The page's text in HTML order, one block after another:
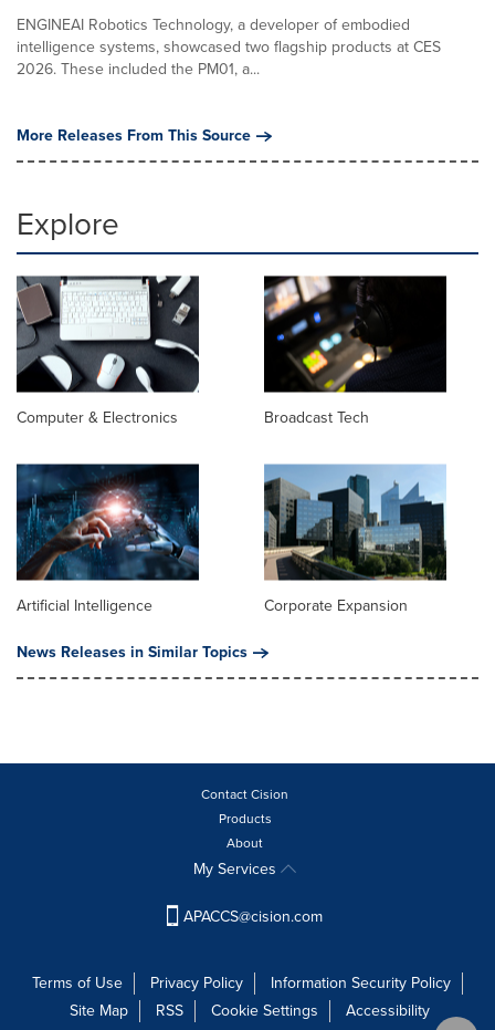
ENGINEAI Robotics Technology, a developer of embodied
intelligence systems, showcased two flagship products at CES
2026. These included the PM01, a...
More Releases From This Source
Explore
Computer & Electronics Broadcast Tech
Artificial Intelligence
Corporate Expansion
News Releases in Similar Topics
Contact Cision
Products
About
My Services
APACCS@cision.com
Terms of Use Privacy Policy
Information Security Policy
Site Map
RSS Cookie Settings Accessibility